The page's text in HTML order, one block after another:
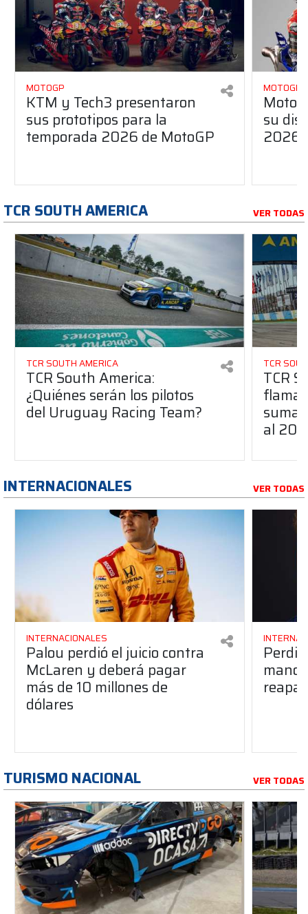
MOTOGP
KTM y Tech3 presentaron
sus prototipos para la
temporada 2026 de MotoGP
MOTOGP
su
2026
TCR SOUTH AMERICA VER TODAS
TCR SOUTH AMERICA
TCR South America:
¿Quiénes serán los pilotos
del Uruguay Racing Team?
TCR
TCR
suma
al
INTERNACIONALES VER TODAS
INTERNACIONALES
Palou perdió el juicio contra
McLaren y deberá pagar
más de 10 millones de
dólares
TURISMO NACIONAL VER TODAS